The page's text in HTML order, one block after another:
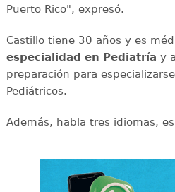
Puerto Rico", expresó.
Castillo tiene 30 años y es
especialidad en Pediatría y
preparación para
Pediátricos.
Además, habla tres idiomas,